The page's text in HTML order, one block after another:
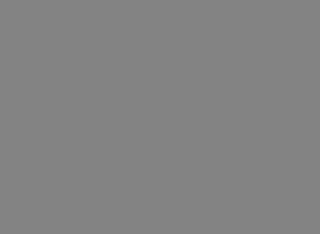
ανθρώπων
επωφελές
από το